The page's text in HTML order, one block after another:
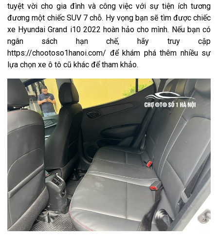
tuyệt vời cho gia đình và công việc với sự tiện ích tương
đương một chiếc SUV 7 chỗ. Hy vọng bạn sẽ tìm được chiếc
xe Hyundai Grand i10 2022 hoàn hảo cho mình. Nếu bạn có
ngân sách hạn chế, hãy truy cập
https://chootoso1hanoi.com/ để khám phá thêm nhiều sự
lựa chọn xe ô tô cũ khác để tham khảo.